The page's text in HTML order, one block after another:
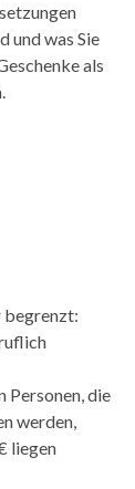
und was Sie
als
begrenzt:
Personen, die
werden,
liegen